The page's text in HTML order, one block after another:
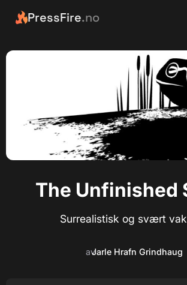
PressFire.no
The Unfinished
Surrealistisk og svært
avJarle Hrafn Grindhaug